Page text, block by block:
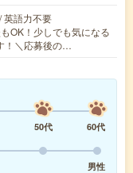
英語力不要
OK！少しでも気になる
！＼応募後の…
50代
60代
男性